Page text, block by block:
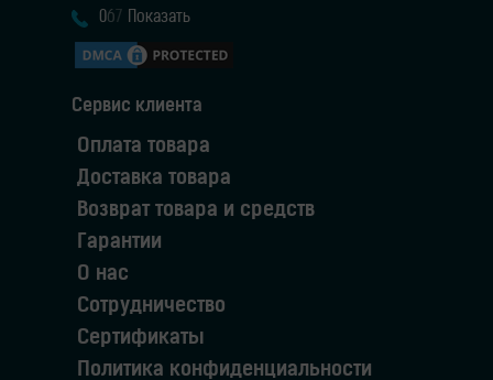
067 Показать
Сервис клиента
Оплата товара
Доставка товара
Возврат товара и средств
Гарантии
О нас
Сотрудничество
Сертификаты
Политика конфиденциальности